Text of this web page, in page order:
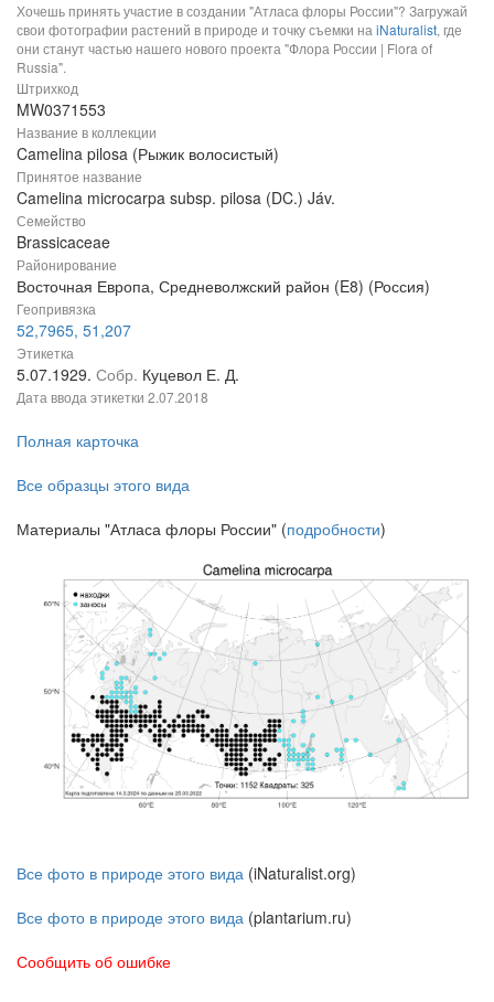
Хочешь принять участие в создании "Атласа флоры России"? Загружай
свои фотографии растений в природе и точку съемки на iNaturalist, где
они станут частью нашего нового проекта "Флора России | Flora of
Russia".
Штрихкод
MW0371553
Название в коллекции
Camelina pilosa (Рыжик волосистый)
Принятое название
Camelina microcarpa subsp. pilosa (DC.) Jáv.
Семейство
Brassicaceae
Районирование
Восточная Европа, Средневолжский район (E8) (Россия)
Геопривязка
52,7965, 51,207
Этикетка
5.07.1929. Собр. Куцевол Е. Д.
Дата ввода этикетки 2.07.2018
Полная карточка
Все образцы этого вида
Материалы "Атласа флоры России" (подробности)
Все фото в природе этого вида (iNaturalist.org)
Все фото в природе этого вида (plantarium.ru)
Сообщить об ошибке